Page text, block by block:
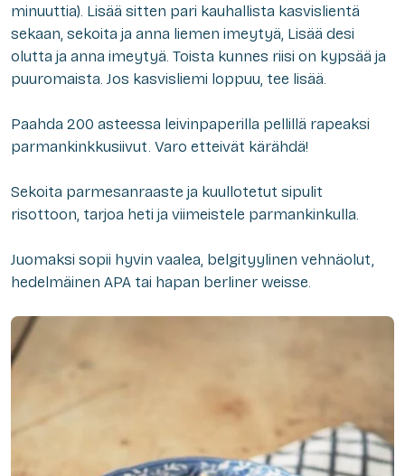
minuuttia). Lisää sitten pari kauhallista kasvislientä
sekaan, sekoita ja anna liemen imeytyä, Lisää desi
olutta ja anna imeytyä. Toista kunnes riisi on kypsää ja
puuromaista. Jos kasvisliemi loppuu, tee lisää.
Paahda 200 asteessa leivinpaperilla pellillä rapeaksi
parmankinkkusiivut. Varo etteivät kärähdä!
Sekoita parmesanraaste ja kuullotetut sipulit
risottoon, tarjoa heti ja viimeistele parmankinkulla.
Juomaksi sopii hyvin vaalea, belgityylinen vehnäolut,
hedelmäinen APA tai hapan berliner weisse.